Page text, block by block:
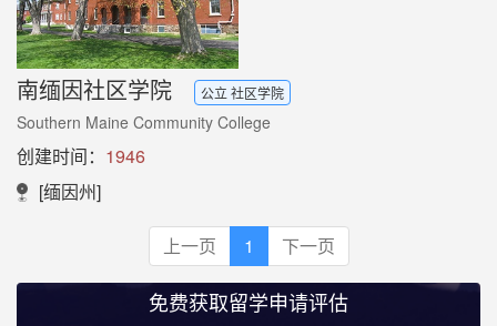
南缅因社区学院 公立 社区学院
Southern Maine Community College
创建时间： 1946
[缅因州]
上一页 1 下一页
免费获取留学申请评估